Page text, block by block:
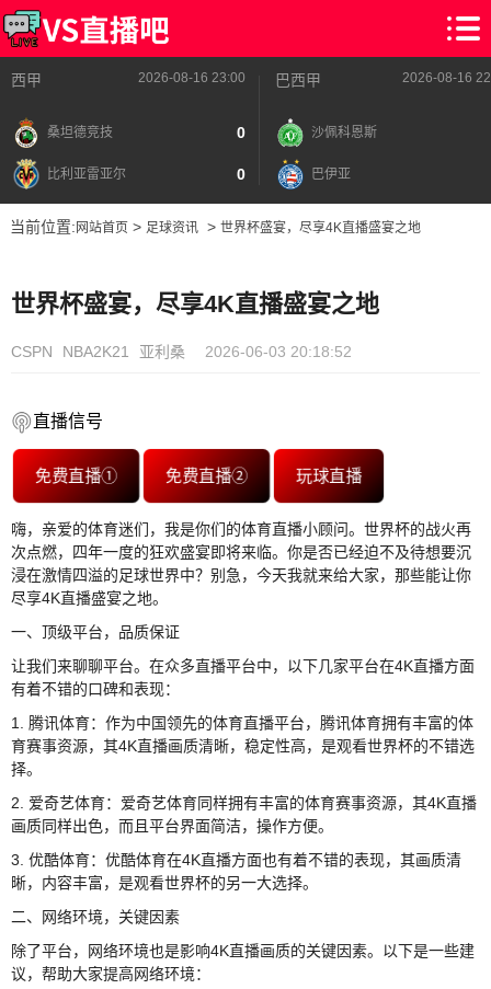
西甲 2026-08-16 23:00
桑坦德竞技 0
比利亚雷亚尔 0
巴西甲 2026-08-16
沙佩科恩斯
巴伊亚
当前位置: 网站首页> 足球资讯> 世界杯盛宴，尽享4K直播盛宴之地
世界杯盛宴，尽享4K直播盛宴之地
CSPN NBA2K21 亚利桑 2026-06-03 20:18:52
直播信号
免费直播① 免费直播② 玩球直播
嗨，亲爱的体育迷们，我是你们的体育直播小顾问。世界杯的战火再
次点燃，四年一度的狂欢盛宴即将来临。你是否已经迫不及待想要沉
浸在激情四溢的足球世界中？别急，今天我就来给大家，那些能让你
尽享4K直播盛宴之地。
一、顶级平台，品质保证
让我们来聊聊平台。在众多直播平台中，以下几家平台在4K直播方面
有着不错的口碑和表现：
1. 腾讯体育：作为中国领先的体育直播平台，腾讯体育拥有丰富的体
育赛事资源，其4K直播画质清晰，稳定性高，是观看世界杯的不错选
择。
2. 爱奇艺体育：爱奇艺体育同样拥有丰富的体育赛事资源，其4K直播
画质同样出色，而且平台界面简洁，操作方便。
3. 优酷体育：优酷体育在4K直播方面也有着不错的表现，其画质清
晰，内容丰富，是观看世界杯的另一大选择。
二、网络环境，关键因素
除了平台，网络环境也是影响4K直播画质的关键因素。以下是一些建
议，帮助大家提高网络环境：